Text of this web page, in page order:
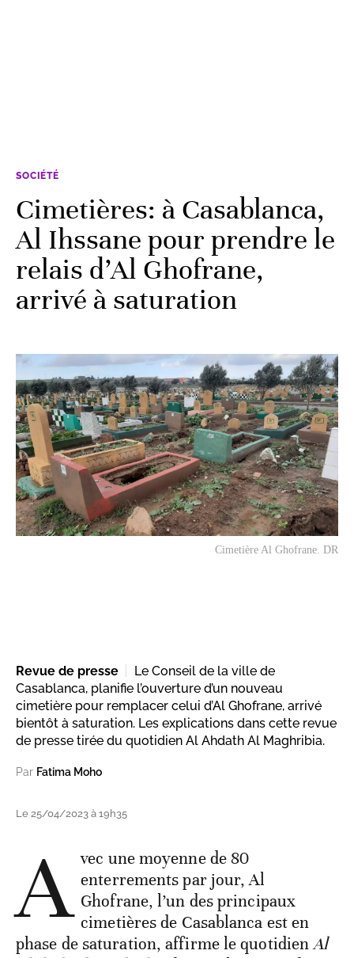
SOCIÉTÉ
Cimetières: à Casablanca,
Al Ihssane pour prendre le
relais d’Al Ghofrane,
arrivé à saturation
Cimetière Al Ghofrane. DR
Revue de presse
Le Conseil de la ville de
Casablanca, planifie l’ouverture d’un nouveau
cimetière pour remplacer celui d’Al Ghofrane, arrivé
bientôt à saturation. Les explications dans cette revue
de presse tirée du quotidien Al Ahdath Al Maghribia.
Par Fatima Moho
Le 25/04/2023 à 19h35
A vec une moyenne de 80
enterrements par jour, Al
Ghofrane, l’un des principaux
cimetières de Casablanca est en
phase de saturation, affirme le quotidienAl